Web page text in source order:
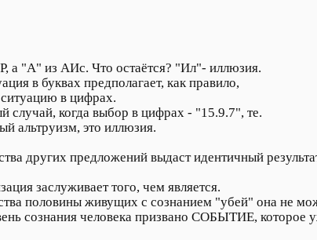
а "А" из АИс. Что остаётся? "Ил"- иллюзия.
в буквах предполагает, как правило,
в цифрах.
случай, когда выбор в цифрах - "15.9.7", те.
альтруизм, это иллюзия.
других предложений выдаст идентичный
заслуживает того, чем является.
половины живущих с сознанием "убей" она не
сознания человека призвано СОБЫТИЕ, которое